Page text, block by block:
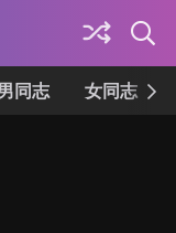
同志 女同志